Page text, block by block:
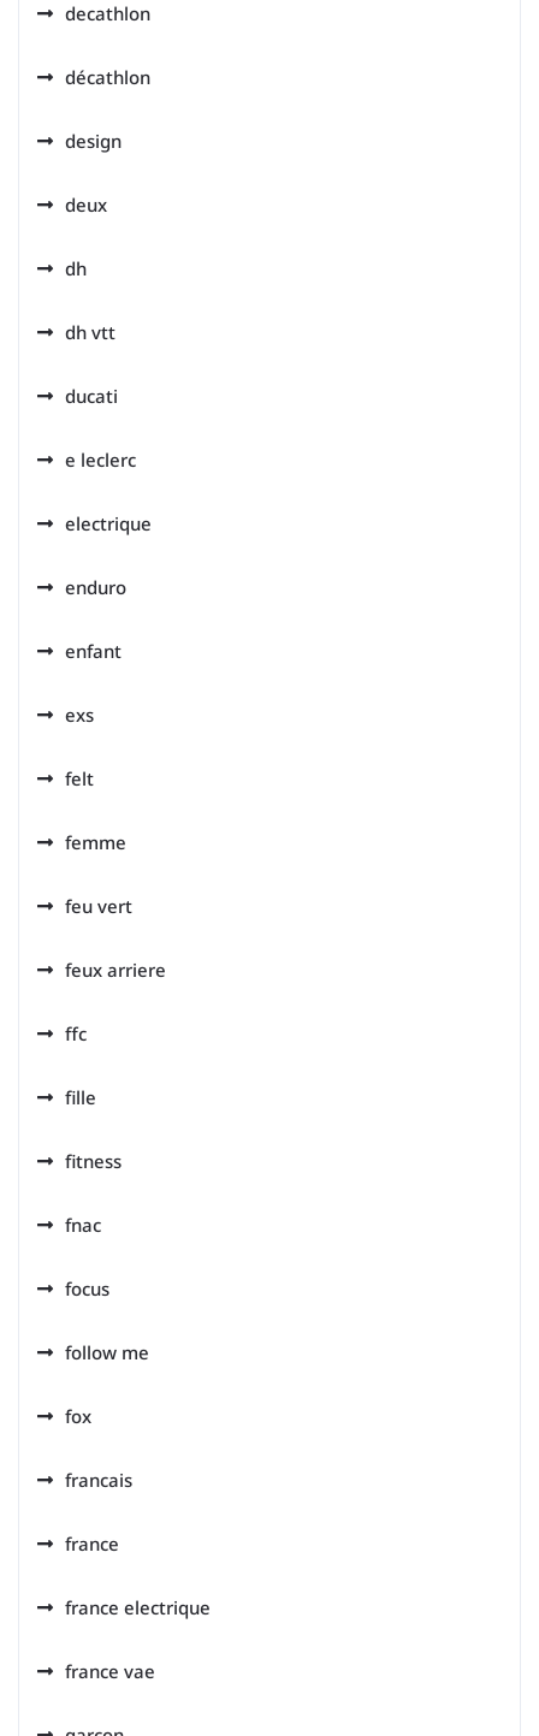
decathlon
décathlon
design
deux
dh
dh vtt
ducati
e leclerc
electrique
enduro
enfant
exs
felt
femme
feu vert
feux arriere
ffc
fille
fitness
fnac
focus
follow me
fox
francais
france
france electrique
france vae